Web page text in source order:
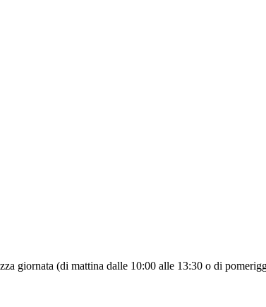
giornata (di mattina dalle 10:00 alle 13:30 o di